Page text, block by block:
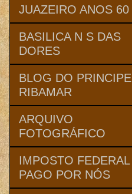
JUAZEIRO ANOS 60
BASILICA N S DAS
DORES
BLOG DO PRINCIPE
RIBAMAR
ARQUIVO
FOTOGRÁFICO
IMPOSTO FEDERAL
PAGO POR NÓS